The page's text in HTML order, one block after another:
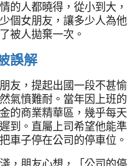
的人都曉得，從小到大，
個女朋友，讓多少人為他
被人拋棄一次。
誤解
友，提起出國一段不甚愉
氣憤難耐。當年因上班的
的商業精華區，幾乎每天
到。直屬上司希望他能準
車子停在公司的停車位。